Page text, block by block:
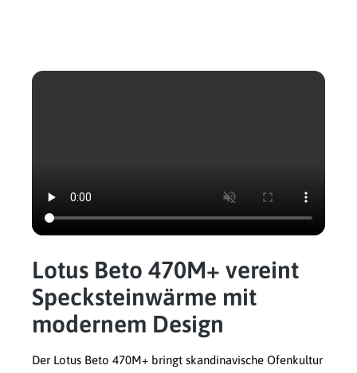
Lotus Beto 470M+ vereint
Specksteinwärme mit
modernem Design
Der Lotus Beto 470M+ bringt skandinavische Ofenkultur